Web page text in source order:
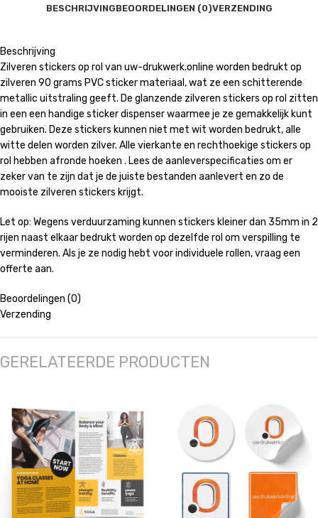
BESCHRIJVINGBEOORDELINGEN (0)VERZENDING
Beschrijving
Zilveren stickers op rol van uw-drukwerk.online worden bedrukt op
zilveren 90 grams PVC sticker materiaal, wat ze een schitterende
metallic uitstraling geeft. De glanzende zilveren stickers op rol zitten
in een een handige sticker dispenser waarmee je ze gemakkelijk kunt
gebruiken. Deze stickers kunnen niet met wit worden bedrukt, alle
witte delen worden zilver. Alle vierkante en rechthoekige stickers op
rol hebben afronde hoeken . Lees de aanleverspecificaties om er
zeker van te zijn dat je de juiste bestanden aanlevert en zo de
mooiste zilveren stickers krijgt.
Let op: Wegens verduurzaming kunnen stickers kleiner dan 35mm in 2
rijen naast elkaar bedrukt worden op dezelfde rol om verspilling te
verminderen. Als je ze nodig hebt voor individuele rollen, vraag een
offerte aan.
Beoordelingen (0)
Verzending
GERELATEERDE PRODUCTEN